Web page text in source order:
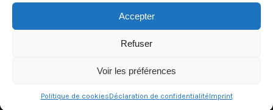
Accepter
Refuser
Voir les préférences
Politique de cookiesDéclaration de confidentialitéImprint
© 2026 Alsa Event — Tous droits réservés
Mentions légales CGV Politique de confidentialité